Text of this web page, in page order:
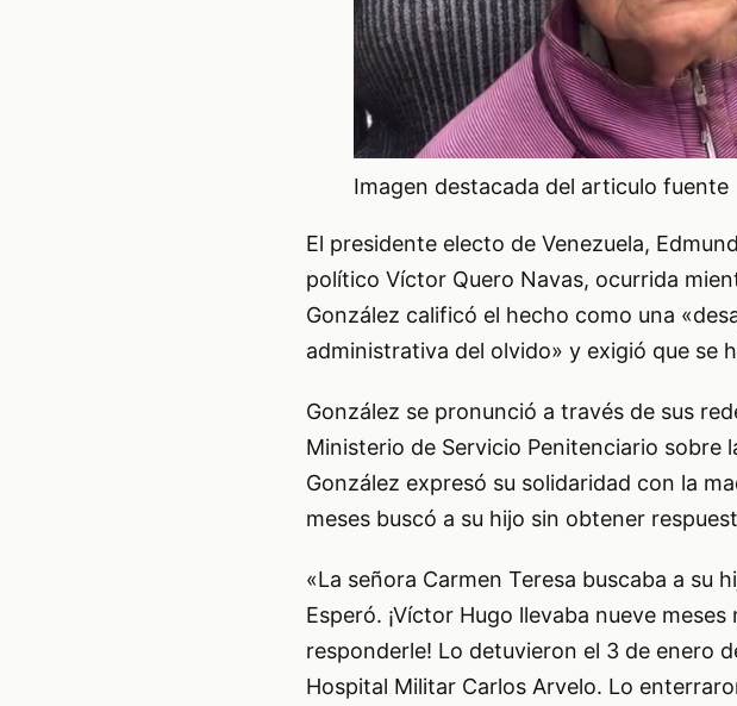
Imagen destacada del articulo fuente
El presidente electo de Venezuela,
político Víctor Quero Navas, ocurrida
González calificó el hecho como una
administrativa del olvido» y exigió que se
González se pronunció a través de sus
Ministerio de Servicio Penitenciario sobre
González expresó su solidaridad con la
meses buscó a su hijo sin obtener
«La señora Carmen Teresa buscaba a su
Esperó. ¡Víctor Hugo llevaba nueve
responderle! Lo detuvieron el 3 de enero
Hospital Militar Carlos Arvelo. Lo